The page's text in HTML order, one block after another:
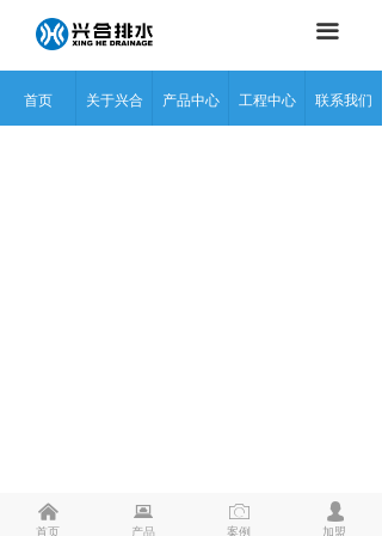
首页 关于兴合 产品中心 工程中心 联系我们
끀
낀
首页
뀵
产品
ꄒ
案例
넙
加盟